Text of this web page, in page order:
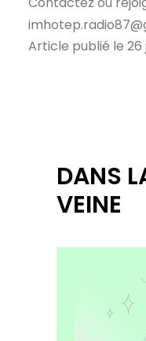
Article publié le 26
DANS
VEINE